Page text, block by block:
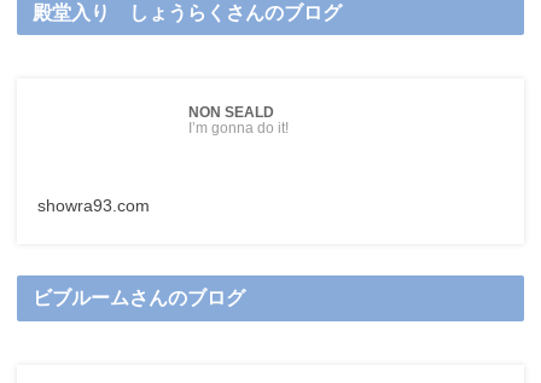
殿堂入り しょうらくさんのブログ
NON SEALD
I’m gonna do it!
showra93.com
ビブルームさんのブログ